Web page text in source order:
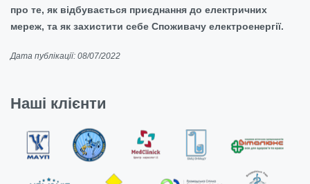
про те, як відбувається приєднання до електричних
мереж, та як захистити себе Споживачу електроенергії.
Дата публікації: 08/07/2022
Наші клієнти